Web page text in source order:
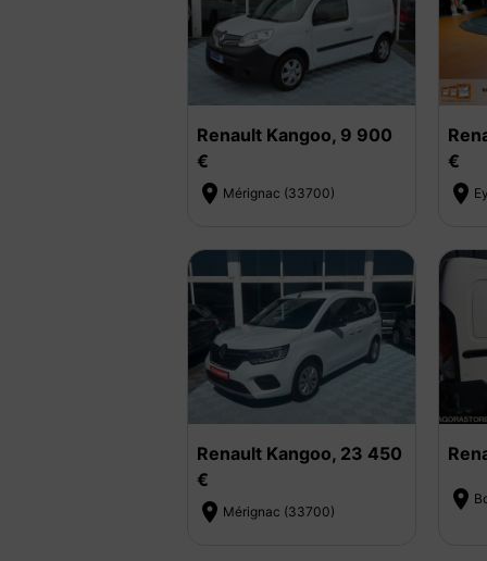
Renault Kangoo, 9 900
€
 Mérignac (33700)
€

Renault Kangoo, 23 450
€
 Mérignac (33700) 